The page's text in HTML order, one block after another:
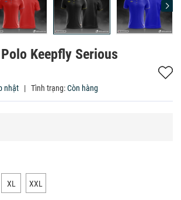
Keepfly Serious
nhật | Tình trạng:Còn hàng
XL XXL